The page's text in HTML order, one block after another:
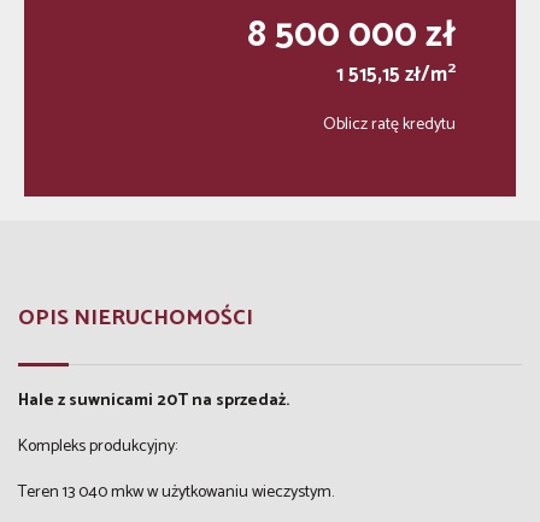
8 500 000 zł
1 515,15 zł/m2
Oblicz ratę kredytu
OPIS NIERUCHOMOŚCI
Hale z suwnicami 20T na sprzedaż.
Kompleks produkcyjny:
Teren 13 040 mkw w użytkowaniu wieczystym.